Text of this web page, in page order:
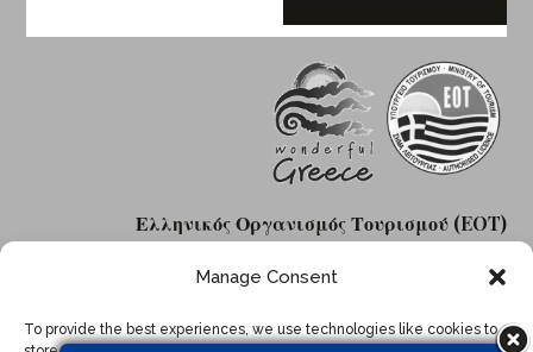
Manage Consent
To provide the best experiences, we use technologies like cookies to
Ελληνικός Οργανισμός Τουρισμού (EOT)